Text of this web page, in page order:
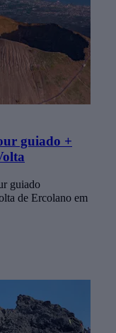
guiado +
guiado
de Ercolano em